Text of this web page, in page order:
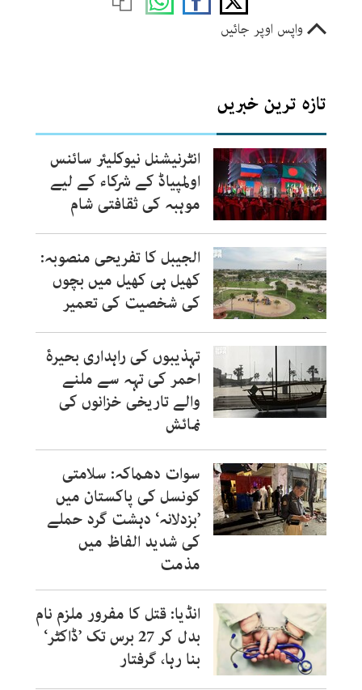
واپس اوپر جائیں
تازہ ترین خبریں
انٹرنیشنل نیوکلیئر سائنس
اولمپیاڈ کے شرکاء کے لیے
موہبہ کی ثقافتی شام
الجیبل کا تفریحی منصوبہ:
کھیل ہی کھیل میں بچوں
کی شخصیت کی تعمیر
تہذیبوں کی راہداری بحیرۂ
احمر کی تہہ سے ملنے
والے تاریخی خزانوں کی
نمائش
سوات دھماکہ: سلامتی
کونسل کی پاکستان میں
’بزدلانہ‘ دہشت گرد حملے
کی شدید الفاظ میں
مذمت
انڈیا: قتل کا مفرور ملزم نام
بدل کر 27 برس تک ’ڈاکٹر‘
بنا رہا، گرفتار